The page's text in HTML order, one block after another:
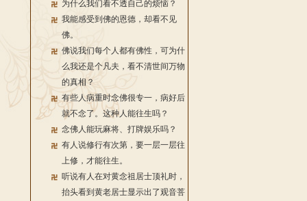
为什么我们看不透自己的烦恼？
我能感受到佛的恩德，却看不见
佛。
佛说我们每个人都有佛性，可为什
么我还是个凡夫，看不清世间万物
的真相？
有些人病重时念佛很专一，病好后
就不念了。这种人能往生吗？
念佛人能玩麻将、打牌娱乐吗？
有人说修行有次第，要一层一层往
上修，才能往生。
听说有人在对黄念祖居士顶礼时，
抬头看到黄老居士显示出了观音菩